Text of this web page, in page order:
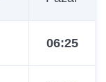
06:25